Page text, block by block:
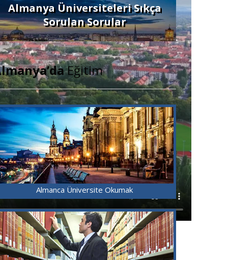
Almanya Üniversiteleri Sıkça
Sorulan Sorular
Eğitim
Almanca Üniversite Okumak